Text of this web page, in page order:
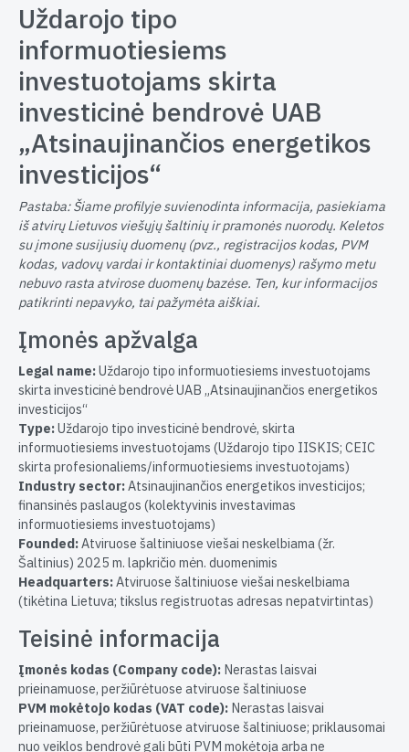
Uždarojo tipo
informuotiesiems
investuotojams skirta
investicinė bendrovė UAB
„Atsinaujinančios energetikos
investicijos“
Pastaba: Šiame profilyje suvienodinta informacija, pasiekiama
iš atvirų Lietuvos viešųjų šaltinių ir pramonės nuorodų. Keletos
su įmone susijusių duomenų (pvz., registracijos kodas, PVM
kodas, vadovų vardai ir kontaktiniai duomenys) rašymo metu
nebuvo rasta atvirose duomenų bazėse. Ten, kur informacijos
patikrinti nepavyko, tai pažymėta aiškiai.
Įmonės apžvalga
Legal name:Uždarojo tipo informuotiesiems investuotojams
skirta investicinė bendrovė UAB „Atsinaujinančios energetikos
investicijos“
Type:Uždarojo tipo investicinė bendrovė, skirta
informuotiesiems investuotojams (Uždarojo tipo IISKIS; CEIC
skirta profesionaliems/informuotiesiems investuotojams)
Industry sector:Atsinaujinančios energetikos investicijos;
finansinės paslaugos (kolektyvinis investavimas
informuotiesiems investuotojams)
Founded:Atviruose šaltiniuose viešai neskelbiama (žr.
Šaltinius) 2025 m. lapkričio mėn. duomenimis
Headquarters:Atviruose šaltiniuose viešai neskelbiama
(tikėtina Lietuva; tikslus registruotas adresas nepatvirtintas)
Teisinė informacija
Įmonės kodas (Company code): Nerastas laisvai
prieinamuose, peržiūrėtuose atviruose šaltiniuose
PVM mokėtojo kodas (VAT code): Nerastas laisvai
prieinamuose, peržiūrėtuose atviruose šaltiniuose; priklausomai
nuo veiklos bendrovė gali būti PVM mokėtoja arba ne